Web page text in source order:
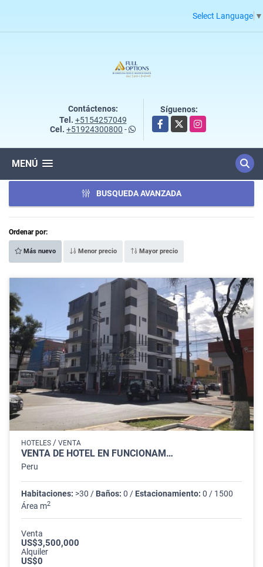
Select Language ▼
Contáctenos:
Tel. +5154257049
Cel. +51924300800 -
Síguenos:
Facebook
X Instagram
MENÚ
BUSQUEDA AVANZADA
Ordenar por:
Más nuevo Menor precio Mayor precio
HOTELES / VENTA
VENTA DE HOTEL EN FUNCIONAM…
Peru
Habitaciones: >30 / Baños: 0 / Estacionamiento: 0 / 1500
Área m2
Venta
US$3,500,000
Alquiler
US$0